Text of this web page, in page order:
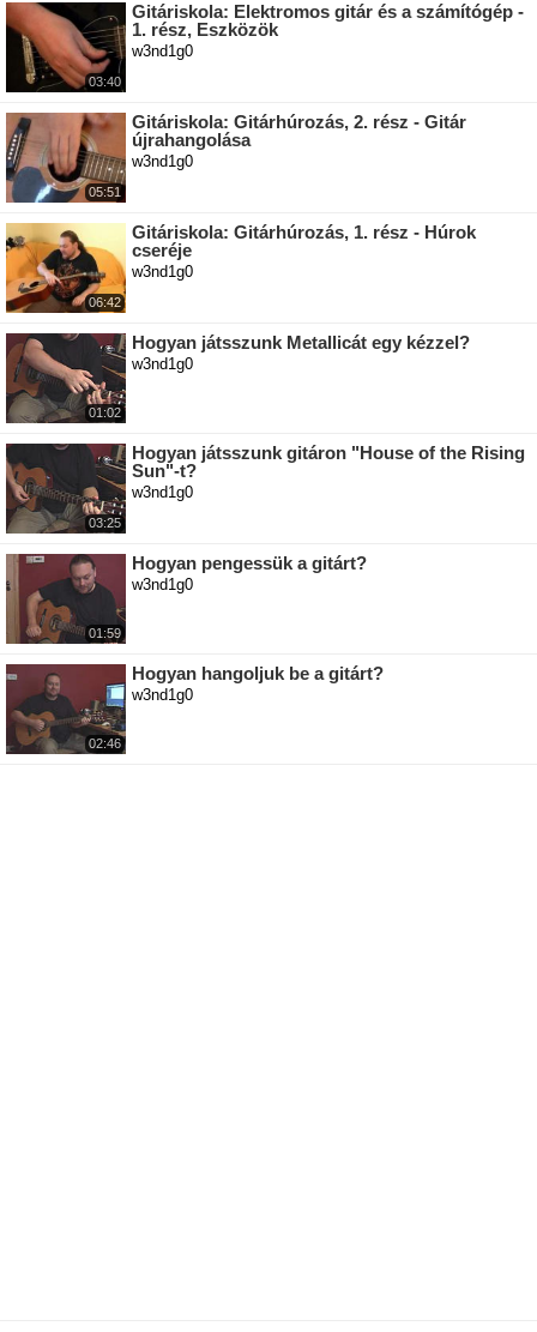
03:40
Gitáriskola: Elektromos gitár és a számítógép -
1. rész, Eszközök
w3nd1g0
05:51
Gitáriskola: Gitárhúrozás, 2. rész - Gitár
újrahangolása
w3nd1g0
06:42
Gitáriskola: Gitárhúrozás, 1. rész - Húrok
cseréje
w3nd1g0
01:02
Hogyan játsszunk Metallicát egy kézzel?
w3nd1g0
03:25
Hogyan játsszunk gitáron "House of the Rising
Sun"-t?
w3nd1g0
01:59
Hogyan pengessük a gitárt?
w3nd1g0
02:46
Hogyan hangoljuk be a gitárt?
w3nd1g0